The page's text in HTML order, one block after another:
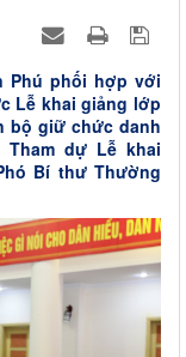
Phú phối hợp với
Lễ khai giảng lớp
bộ giữ chức danh
Tham dự Lễ khai
Bí thư Thường